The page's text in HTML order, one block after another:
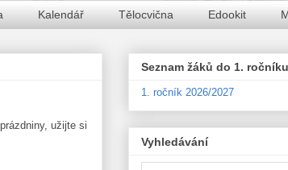
Kalendář Tělocvična Edookit
užijte si
Seznam žáků do 1.
1. ročník 2026/2027
Vyhledávání